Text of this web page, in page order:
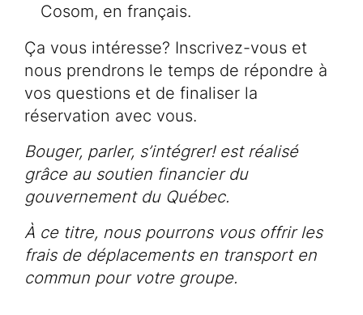
Programmation
Votre visite
Location de salles
EN
Cosom, en français.
Ça vous intéresse? Inscrivez-vous et
nous prendrons le temps de répondre à
vos questions et de finaliser la
réservation avec vous.
Bouger, parler, s’intégrer! est réalisé
grâce au soutien financier du
gouvernement du Québec.
À ce titre, nous pourrons vous offrir les
frais de déplacements en transport en
commun pour votre groupe.